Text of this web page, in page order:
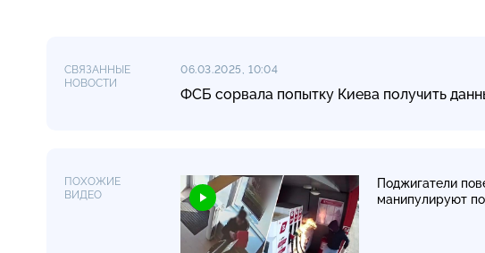
СВЯЗАННЫЕ
НОВОСТИ
06.03.2025, 10:04
ФСБ сорвала попытку Киева получить
ПОХОЖИЕ
ВИДЕО
Поджигатели
манипулируют